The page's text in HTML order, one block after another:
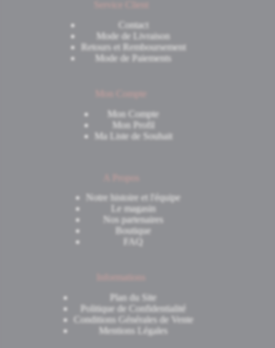
Contact
Mode de Livraison
Retours et Remboursement
Mode de Paiements
Mon Compte
Mon Profil
Ma Liste de Souhait
Notre histoire et l'équipe
Le magasin
Nos partenaires
Boutique
FAQ
Plan du Site
Politique de Confidentialité
Conditions Générales de Vente
Mentions Légales